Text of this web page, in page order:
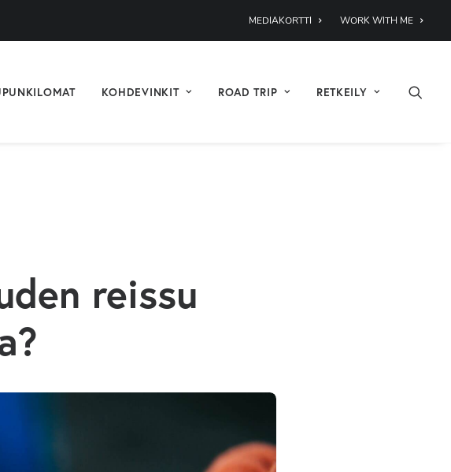
MEDIAKORTTI WORK WITH ME
KOHDEVINKIT ROAD TRIP RETKEILY
reissu